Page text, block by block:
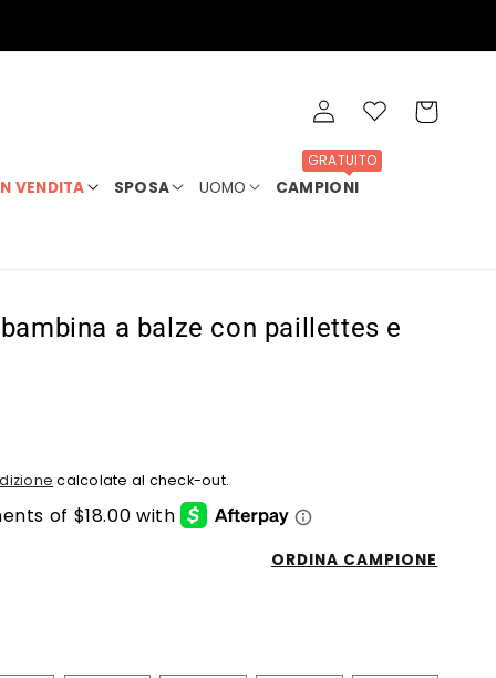
VENDITA SPOSA UOMO CAMPIONI
GRATUITO
Accedi Wishlist Carrello
a balze con paillettes e
calcolate al check-out.
ORDINA CAMPIONE